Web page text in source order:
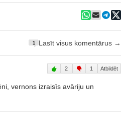
1 Lasīt visus komentārus →
2 1 Atbildēt
vernons izraisīs avāriju un